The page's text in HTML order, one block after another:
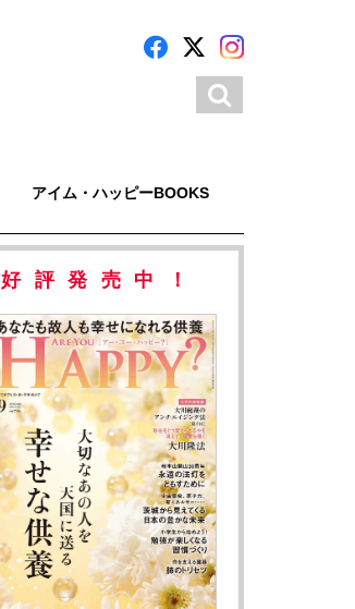
アイム・ハッピーBOOKS
好評発売中！